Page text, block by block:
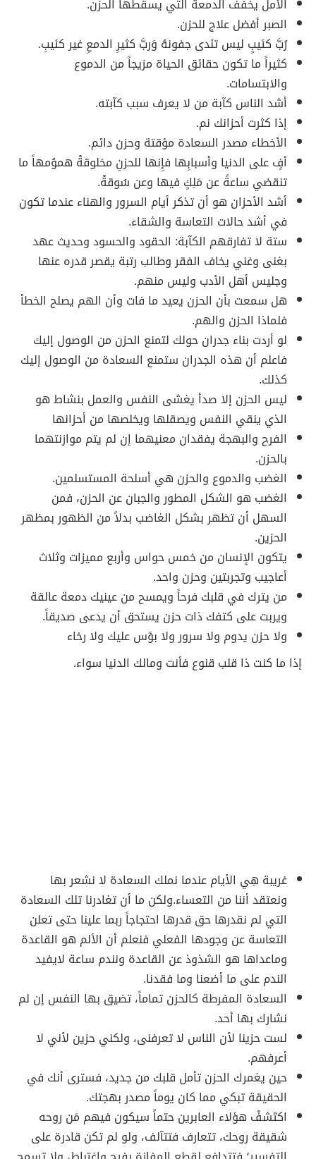
الأمل يخفف الدمعة التي يسقطها الحزن.
الصبر أفضل علاج للحزن.
رُبَّ كئيبٍ ليس تنَدى جفونهُ وَربَّ كثيرِ الدمعِ غير كئيبِ.
كثيراً ما تكون حقائق الحياة مزيجاً من الدموع
والابتسامات.
أشد الناس كآبة من لا يعرف سبب كآبته.
إذا كثرت أحزانك نم.
الأخطاء مصدر السعادة مؤقتة وحزن دائم.
أفٍ على الدنيا وأسبابِها فإِنها للحزنِ مخلوقةْ هموُمهاً ما
تنقضي ساعةً عن مَلِكٍ فيها وعن سُوقةْ.
أشد الأحزان هو أن تذكر أيام السرور والهناء عندما تكون
في أشد حالات التعاسة والشقاء.
ستة لا تفارقهم الكآبة: الحقود والحسود وحديث عهد
بغنى وغني يخاف الفقر وطالب رتبة يقصر قدره عنها
وجليس أهل الأدب وليس منهم.
هل سمعت بأن الحزن يعيد ما فات وأن الهم يصلح الخطأ
فلماذا الحزن والهم.
لو أردت بناء جدران حولك لتمنع الحزن من الوصول إليك
فاعلم أن هذه الجدران ستمنع السعادة من الوصول إليك
كذلك.
ليس الحزن إلا صدأ يغشى النفس والعمل بنشاط هو
الذي ينقي النفس ويصقلها ويخلصها من أحزانها
الفرح والبهجة يفقدان معنيهما إن لم يتم موازنتهما
بالحزن.
الغضب والدموع والحزن هي أسلحة المستسلمين.
الغضب هو الشكل المطور والجبان عن الحزن، فمن
السهل أن تظهر بشكل الغاضب بدلاً من الظهور بمظهر
الحزين.
يتكون الإنسان من خمس حواس وأربع مميزات وثلاث
أعاجيب وتجربتين وحزن واحد.
من يترك في قلبك فرحاً ويمسح من عينيك دمعة عالقة
ويربت على كتفك ذات حزن يستحق أن يدعى صديقاً.
ولا حزن يدوم ولا سرور ولا بؤس عليك ولا رخاء
إذا ما كنت ذا قلب قنوع فأنت ومالك الدنيا سواء.
غريبة هِي الأيام عندما نملك السعادة لا نشعر بها
ونعتقد أننا من التعساء.ولكن ما أن تغادرنا تلك السعادة
التي لم نقدرها حق قدرها احتجاجاً ربما علينا حتى تعلن
التعاسة عن وجودها الفعلي فنعلم أن الألم هو القاعدة
وماعداها هو الشذوذ عن القاعدة ونندم ساعة لايفيد
الندم على ما أضعنا وما فقدنا.
السعادة المفرطة كالحزن تماماً، تضيق بها النفس إن لم
نشارك بها أحد.
لست حزينا لأن الناس لا تعرفنى، ولكني حزين لأني لا
أعرفهم.
حين يغمرك الحزن تأمل قلبك من جديد، فسترى أنك في
الحقيقة تبكي مما كان يوماً مصدر بهجتك.
اكتَشفْ هؤلاء العابرين حتماً سيكون فيهم مَن روحه
شقيقة روحك، تتعارف فتتآلف، ولو لم تكن قادرة على